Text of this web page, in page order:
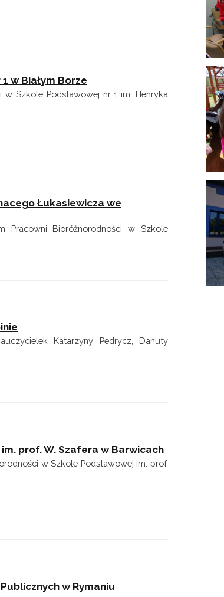
w Białym Borze
w Szkole Podstawowej nr 1 im. Henryka
Łukasiewicza we
Pracowni Bioróżnorodności w Szkole
Katarzyny Pedrycz, Danuty
prof. W. Szafera w Barwicach
w Szkole Podstawowej im. prof.
w Rymaniu